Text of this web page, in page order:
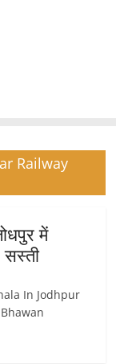
Railway
में
सस्ती
In Jodhpur
Bhawan